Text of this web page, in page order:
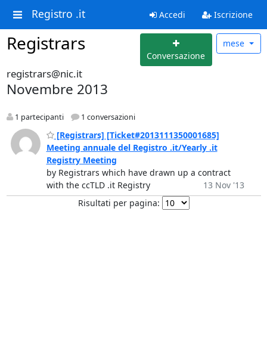
Registro .it Accedi Iscrizione
Registrars
Conversazione
mese
registrars@nic.it
Novembre 2013
1 partecipanti 1 conversazioni
[Registrars] [Ticket#2013111350001685]
Meeting annuale del Registro .it/Yearly .it
Registry Meeting
by Registrars which have drawn up a contract
with the ccTLD .it Registry
13 Nov '13
Risultati per pagina: